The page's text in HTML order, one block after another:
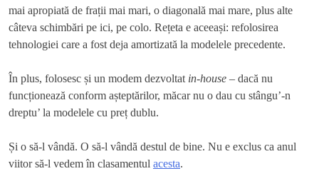
mai apropiată de frații mai mari, o diagonală mai mare, plus alte
câteva schimbări pe ici, pe colo. Rețeta e aceeași: refolosirea
tehnologiei care a fost deja amortizată la modelele precedente.
În plus, folosesc și un modem dezvoltat in-house – dacă nu
funcționează conform așteptărilor, măcar nu o dau cu stângu’-n
dreptu’ la modelele cu preț dublu.
Și o să-l vândă. O să-l vândă destul de bine. Nu e exclus ca anul
viitor să-l vedem în clasamentul acesta.